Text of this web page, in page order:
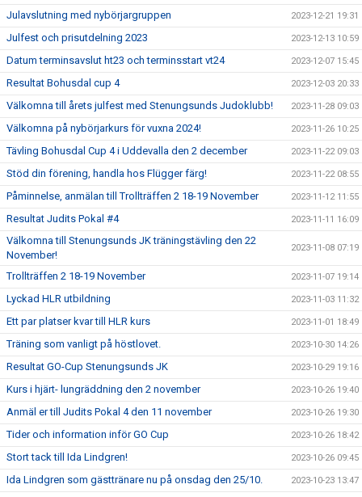
Julavslutning med nybörjargruppen 2023-12-21 19:31
Julfest och prisutdelning 2023 2023-12-13 10:59
Datum terminsavslut ht23 och terminsstart vt24 2023-12-07 15:45
Resultat Bohusdal cup 4 2023-12-03 20:33
Välkomna till årets julfest med Stenungsunds Judoklubb! 2023-11-28 09:03
Välkomna på nybörjarkurs för vuxna 2024! 2023-11-26 10:25
Tävling Bohusdal Cup 4 i Uddevalla den 2 december 2023-11-22 09:03
Stöd din förening, handla hos Flügger färg! 2023-11-22 08:55
Påminnelse, anmälan till Trollträffen 2 18-19 November 2023-11-12 11:55
Resultat Judits Pokal #4 2023-11-11 16:09
Välkomna till Stenungsunds JK träningstävling den 22
November!
2023-11-08 07:19
Trollträffen 2 18-19 November 2023-11-07 19:14
Lyckad HLR utbildning 2023-11-03 11:32
Ett par platser kvar till HLR kurs 2023-11-01 18:49
Träning som vanligt på höstlovet. 2023-10-30 14:26
Resultat GO-Cup Stenungsunds JK 2023-10-29 19:16
Kurs i hjärt- lungräddning den 2 november 2023-10-26 19:40
Anmäl er till Judits Pokal 4 den 11 november 2023-10-26 19:30
Tider och information inför GO Cup 2023-10-26 18:42
Stort tack till Ida Lindgren! 2023-10-26 09:45
Ida Lindgren som gästtränare nu på onsdag den 25/10. 2023-10-23 13:47